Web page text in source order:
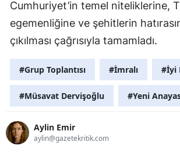
Cumhuriyet’in temel niteliklerine,
egemenliğine ve şehitlerin
çıkılması çağrısıyla tamamladı.
#Grup Toplantısı #İmralı #İyi
#Müsavat Dervişoğlu #Yeni
Aylin Emir
aylin@gazetekritik.com